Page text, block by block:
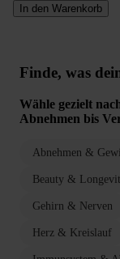
In den Warenkorb
Finde, was
Wähle gezielt
Abnehmen bis
Abnehmen &
Beauty &
Gehirn & Nerven
Herz & Kreislauf